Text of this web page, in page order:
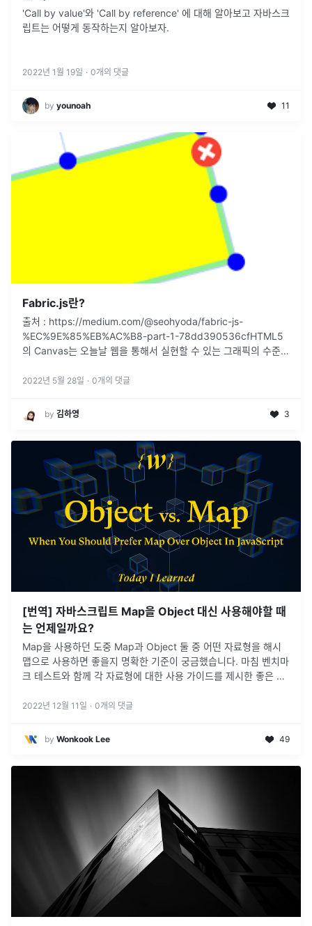
'Call by value'와 'Call by reference' 에 대해 알아보고 자바스크
립트는 어떻게 동작하는지 알아보자.
2022년 1월 19일 · 0개의 댓글
by younoah 11
Fabric.js란?
출처 : https://medium.com/@seohyoda/fabric-js-
%EC%9E%85%EB%AC%B8-part-1-78dd390536cfHTML5
의 Canvas는 오늘날 웹을 통해서 실현할 수 있는 그래픽의 수준을
2022년 5월 28일 · 0개의 댓글
by 김하영 3
[번역] 자바스크립트 Map을 Object 대신 사용해야할 때
는 언제일까요?
Map을 사용하던 도중 Map과 Object 둘 중 어떤 자료형을 해시
맵으로 사용하면 좋을지 명확한 기준이 궁금했습니다. 마침 벤치마
크 테스트와 함께 각 자료형에 대한 사용 가이드를 제시한 좋은 글
2022년 12월 11일 · 0개의 댓글
by Wonkook Lee 49